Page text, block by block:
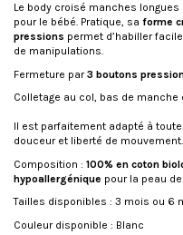
Le body croisé manches
pour le bébé. Pratique, sa forme
pressions permet d’habiller
de manipulations.
Fermeture par3 boutons
Colletage au col, bas de manche
Il est parfaitement adapté à
douceur et liberté de mouvement.
Composition : 100% en coton
hypoallergénique pour la peau
Tailles disponibles : 3 mois ou 6
Couleur disponible : Blanc